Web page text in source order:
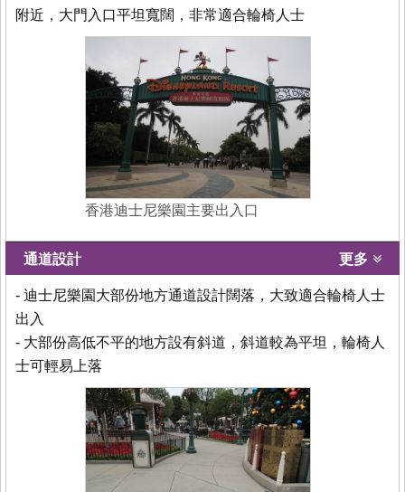
附近，大門入口平坦寬闊，非常適合輪椅人士
香港迪士尼樂園主要出入口
通道設計 更多
- 迪士尼樂園大部份地方通道設計闊落，大致適合輪椅人士
出入
- 大部份高低不平的地方設有斜道，斜道較為平坦，輪椅人
士可輕易上落